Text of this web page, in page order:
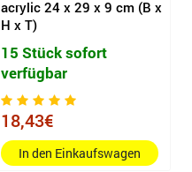
acrylic 24 x 29 x 9 cm (B x
H x T)
15 Stück sofort
verfügbar
18,43€
In den Einkaufswagen